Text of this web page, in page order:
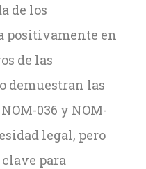
de los
positivamente en
de las
demuestran las
036 y NOM-
legal, pero
para